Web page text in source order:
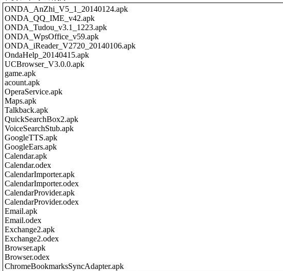
ONDA_AnZhi_V5_1_20140124.apk
ONDA_QQ_IME_v42.apk
ONDA_Tudou_v3.1_1223.apk
ONDA_WpsOffice_v59.apk
ONDA_iReader_V2720_20140106.apk
OndaHelp_20140415.apk
UCBrowser_V3.0.0.apk
game.apk
acount.apk
OperaService.apk
Maps.apk
Talkback.apk
QuickSearchBox2.apk
VoiceSearchStub.apk
GoogleTTS.apk
GoogleEars.apk
Calendar.apk
Calendar.odex
CalendarImporter.apk
CalendarImporter.odex
CalendarProvider.apk
CalendarProvider.odex
Email.apk
Email.odex
Exchange2.apk
Exchange2.odex
Browser.apk
Browser.odex
ChromeBookmarksSyncAdapter.apk